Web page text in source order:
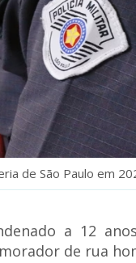
de São Paulo em
a 12
de rua